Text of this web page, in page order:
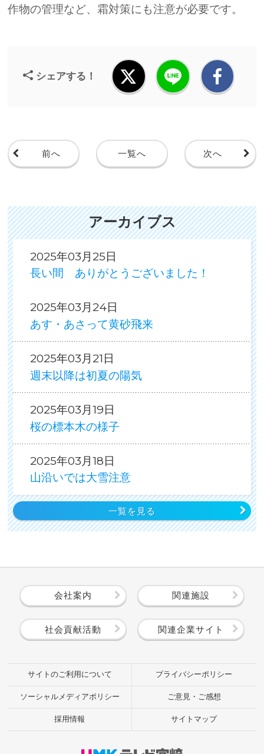
作物の管理など、霜対策にも注意が必要です。
シェアする！
前へ 一覧へ 次へ
アーカイブス
2025年03月25日
長い間 ありがとうございました！
2025年03月24日
あす・あさって黄砂飛来
2025年03月21日
週末以降は初夏の陽気
2025年03月19日
桜の標本木の様子
2025年03月18日
山沿いでは大雪注意
一覧を見る
会社案内 関連施設
社会貢献活動 関連企業サイト
サイトのご利用について プライバシーポリシー
ソーシャルメディアポリシー ご意見・ご感想
採用情報 サイトマップ